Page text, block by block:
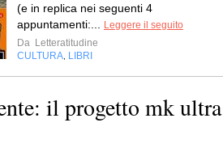
(e in replica nei seguenti 4
appuntamenti:... Leggere il seguito
Da Letteratitudine
CULTURA, LIBRI
il progetto mk ultra